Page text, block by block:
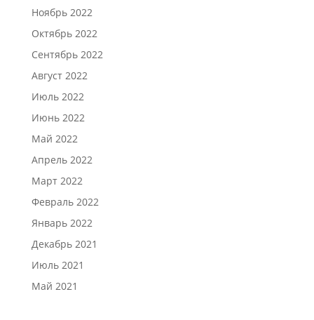
Ноябрь 2022
Октябрь 2022
Сентябрь 2022
Август 2022
Июль 2022
Июнь 2022
Май 2022
Апрель 2022
Март 2022
Февраль 2022
Январь 2022
Декабрь 2021
Июль 2021
Май 2021